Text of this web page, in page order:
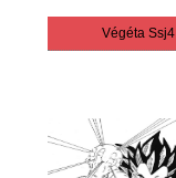
Végéta Ssj4